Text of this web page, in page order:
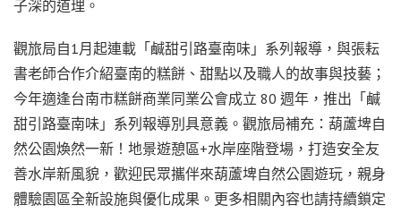
子深的道理。
觀旅局自1月起連載「鹹甜引路臺南味」系列報導，與張耘
書老師合作介紹臺南的糕餅、甜點以及職人的故事與技藝；
今年適逢台南市糕餅商業同業公會成立 80 週年，推出「鹹
甜引路臺南味」系列報導別具意義。觀旅局補充：葫蘆埤自
然公園煥然一新！地景遊憩區+水岸座階登場，打造安全友
善水岸新風貌，歡迎民眾攜伴來葫蘆埤自然公園遊玩，親身
體驗園區全新設施與優化成果。更多相關內容也請持續鎖定